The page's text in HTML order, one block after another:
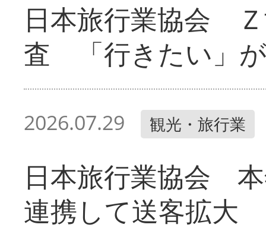
日本旅行業協会
査 「行きたい」
2026.07.29 観光・旅行業
日本旅行業協会
連携して送客拡大